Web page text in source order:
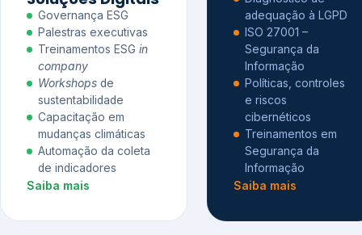
Governança ESG
Palestras executivas
Treinamentos ESG in
company
Workshops de
sustentabilidade
Capacitação em
mudanças climáticas
Automação da coleta
de indicadores
Saiba mais
adequação à LGPD
ISO 27001 –
Segurança da
Informação
Políticas, controles
e riscos
cibernéticos
Treinamentos em
Segurança da
Informação
Saiba mais